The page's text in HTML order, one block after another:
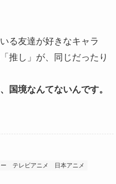
る友達が好きなキャラ
推し」が、同じだったり
国境なんてないんです。
テレビアニメ
日本アニメ